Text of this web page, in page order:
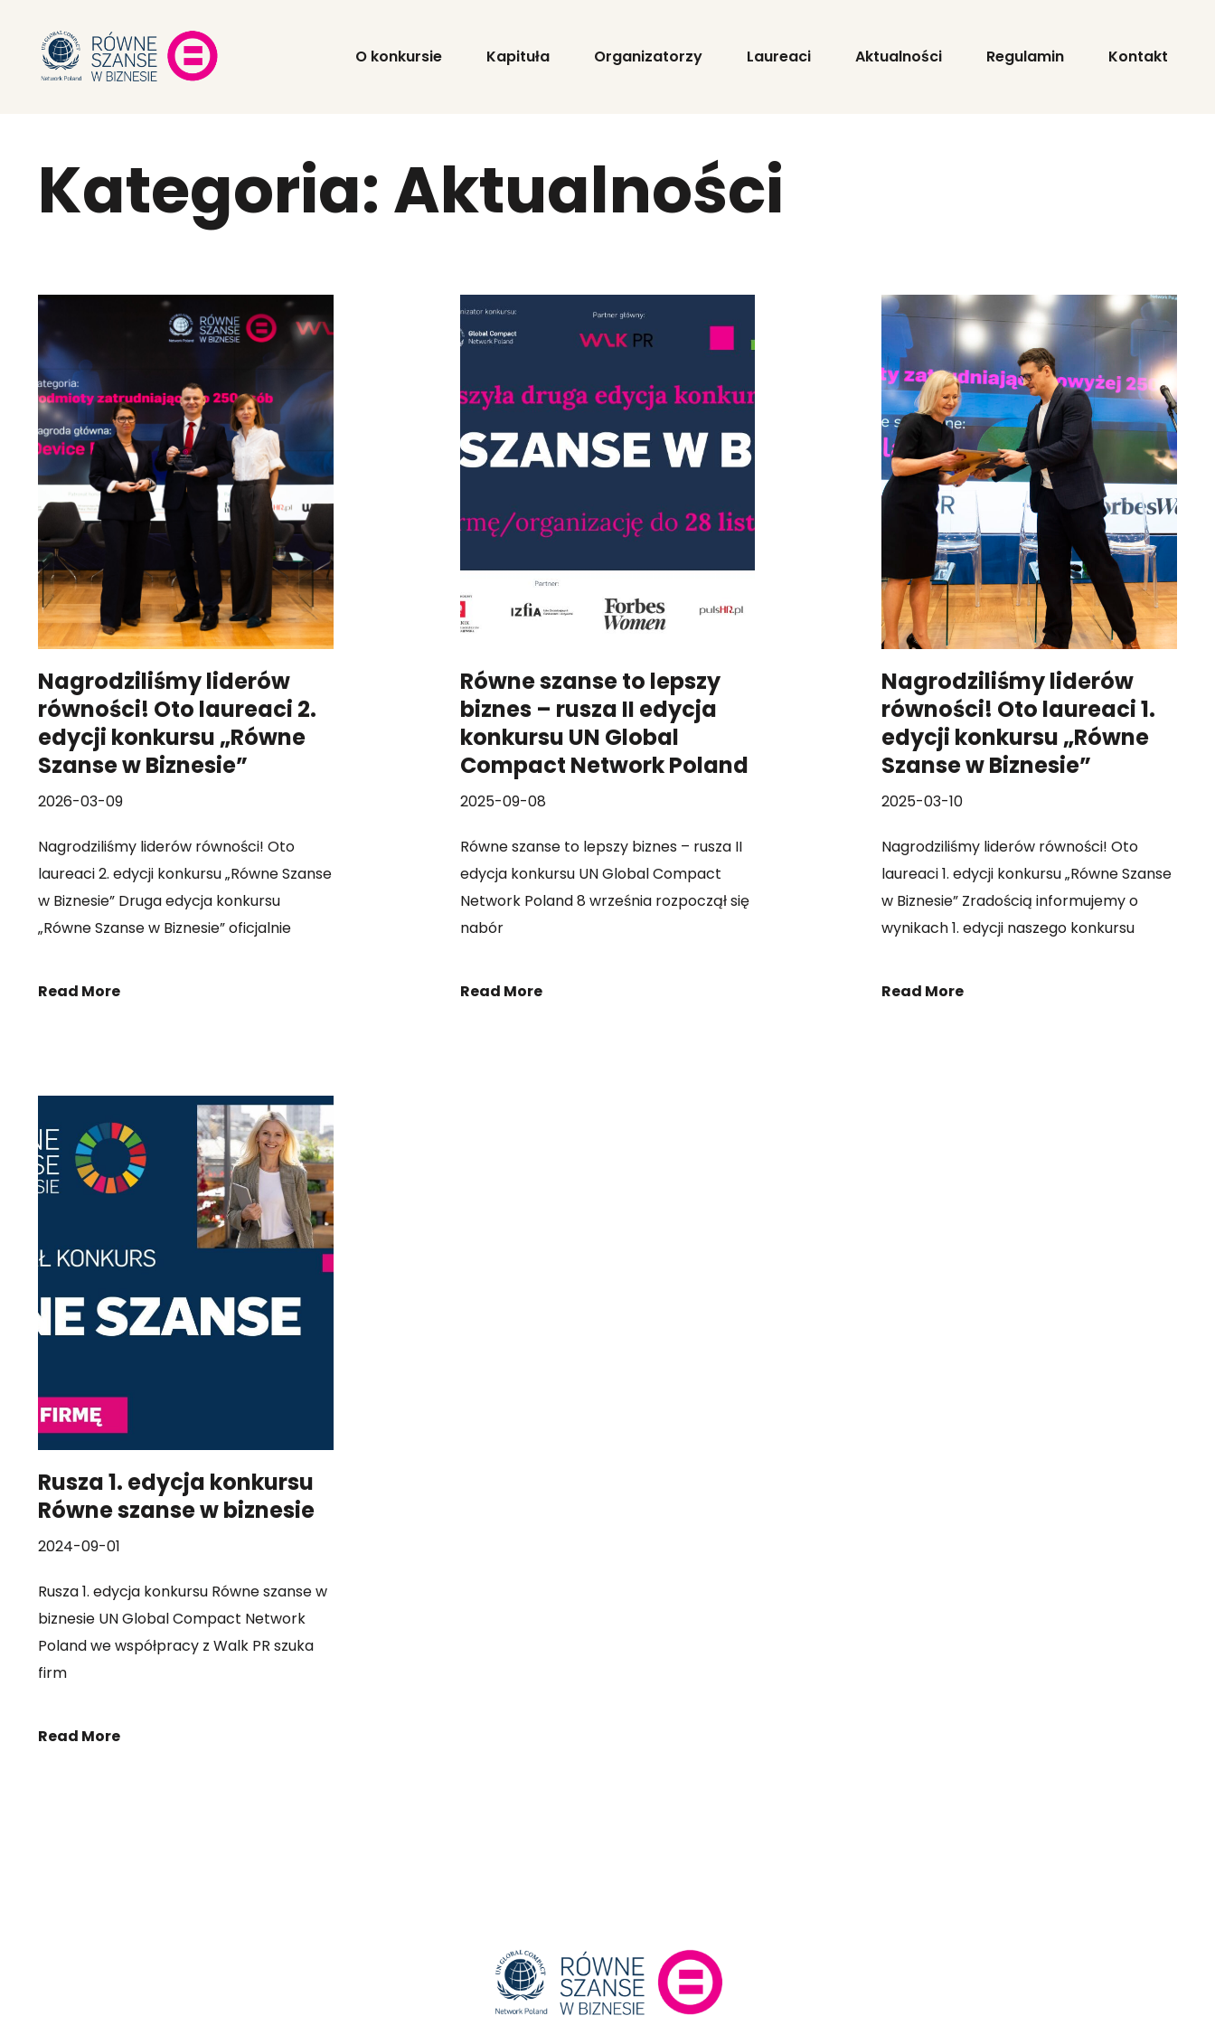
O konkursie Kapituła Organizatorzy Laureaci Aktualności Regulamin Kontakt
Kategoria: Aktualności
Nagrodziliśmy liderów
równości! Oto laureaci 2.
edycji konkursu „Równe
Szanse w Biznesie”
2026-03-09
Nagrodziliśmy liderów równości! Oto
laureaci 2. edycji konkursu „Równe Szanse
w Biznesie” Druga edycja konkursu
„Równe Szanse w Biznesie” oficjalnie
Read More
Równe szanse to lepszy
biznes – rusza II edycja
konkursu UN Global
Compact Network Poland
2025-09-08
Równe szanse to lepszy biznes – rusza II
edycja konkursu UN Global Compact
Network Poland 8 września rozpoczął się
nabór
Read More
Nagrodziliśmy liderów
równości! Oto laureaci 1.
edycji konkursu „Równe
Szanse w Biznesie”
2025-03-10
Nagrodziliśmy liderów równości! Oto
laureaci 1. edycji konkursu „Równe Szanse
w Biznesie” Zradością informujemy o
wynikach 1. edycji naszego konkursu
Read More
Rusza 1. edycja konkursu
Równe szanse w biznesie
2024-09-01
Rusza 1. edycja konkursu Równe szanse w
biznesie UN Global Compact Network
Poland we współpracy z Walk PR szuka
firm
Read More